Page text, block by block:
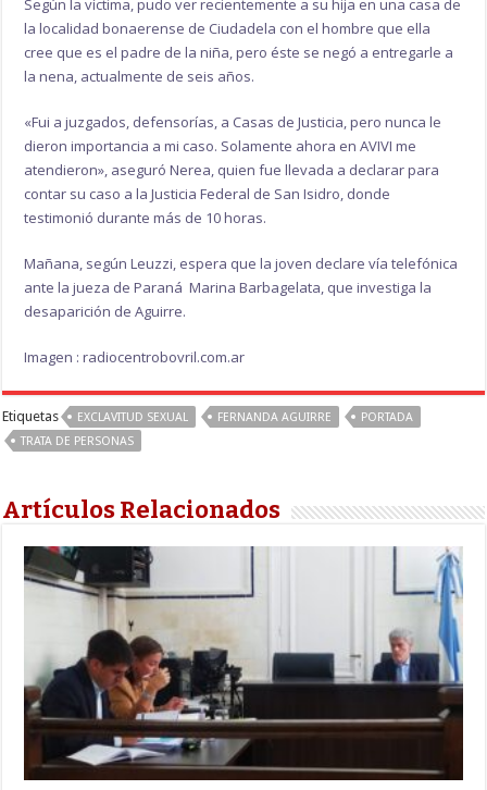
Según la víctima, pudo ver recientemente a su hija en una casa de
la localidad bonaerense de Ciudadela con el hombre que ella
cree que es el padre de la niña, pero éste se negó a entregarle a
la nena, actualmente de seis años.
«Fui a juzgados, defensorías, a Casas de Justicia, pero nunca le
dieron importancia a mi caso. Solamente ahora en AVIVI me
atendieron», aseguró Nerea, quien fue llevada a declarar para
contar su caso a la Justicia Federal de San Isidro, donde
testimonió durante más de 10 horas.
Mañana, según Leuzzi, espera que la joven declare vía telefónica
ante la jueza de Paraná Marina Barbagelata, que investiga la
desaparición de Aguirre.
Imagen : radiocentrobovril.com.ar
Etiquetas EXCLAVITUD SEXUAL FERNANDA AGUIRRE
PORTADA
TRATA DE PERSONAS
Artículos Relacionados